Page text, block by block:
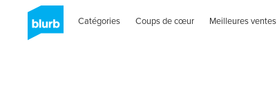
Catégories Coups de cœur Meilleures ventes